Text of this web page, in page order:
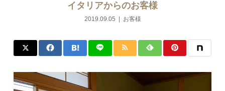
イタリアからのお客様
2019.09.05 お客様